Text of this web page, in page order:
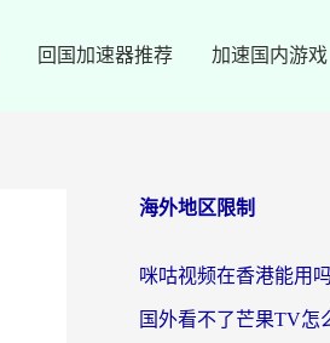
回国加速器推荐 加速国内游戏
海外地区限制